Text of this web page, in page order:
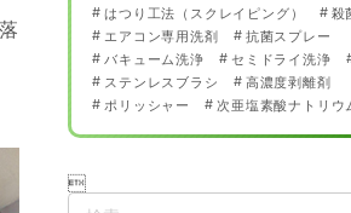
はつり工法（スクレイピング）
殺
エアコン専用洗剤
抗菌スプレー
バキューム洗浄
セミドライ洗浄
ステンレスブラシ
高濃度剥離剤
ポリッシャー
次亜塩素酸ナトリウ

検